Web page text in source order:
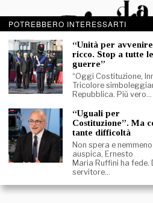
© 2026- TUTTI I
La Discussione S.r.l. – Piazza
C.F. e P. IVA
Registrazione Tribunale di
La società editrice è iscritta
PRIVACY & COOKIE POLICY
DICHIARAZIONE DI
POTREBBERO INTERESSARTI
“Unità per
ricco. Stop a tutte le
guerre”
“Oggi Costituzione,
Tricolore
Repubblica. Più vero…
“Uguali per
Costituzione”. Ma
tante difficoltà
Non spera e nemmeno
auspica, Ernesto
Maria Ruffini ha fede.
servitore…